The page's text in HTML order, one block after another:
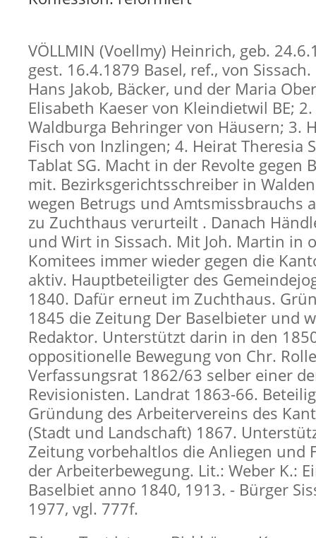
VÖLLMIN (Voellmy) Heinrich, geb.
gest. 16.4.1879 Basel, ref., von
Hans Jakob, Bäcker, und der Maria
Elisabeth Kaeser von Kleindietwil BE;
Waldburga Behringer von Häusern; 3.
Fisch von Inzlingen; 4. Heirat Theresia
Tablat SG. Macht in der Revolte gegen
mit. Bezirksgerichtsschreiber in
wegen Betrugs und Amtsmissbrauchs
zu Zuchthaus verurteilt . Danach
und Wirt in Sissach. Mit Joh. Martin in
Komitees immer wieder gegen die
aktiv. Hauptbeteiligter des
1840. Dafür erneut im Zuchthaus.
1845 die Zeitung Der Baselbieter und
Redaktor. Unterstützt darin in den
oppositionelle Bewegung von Chr.
Verfassungsrat 1862/63 selber einer
Revisionisten. Landrat 1863-66.
Gründung des Arbeitervereins des
(Stadt und Landschaft) 1867.
Zeitung vorbehaltlos die Anliegen und
der Arbeiterbewegung. Lit.: Weber K.:
Baselbiet anno 1840, 1913. - Bürger
1977, vgl. 777f.